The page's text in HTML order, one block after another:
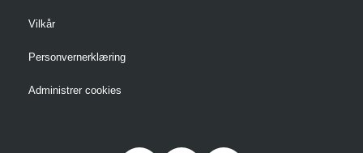
Vilkår
Personvernerklæring
Administrer cookies